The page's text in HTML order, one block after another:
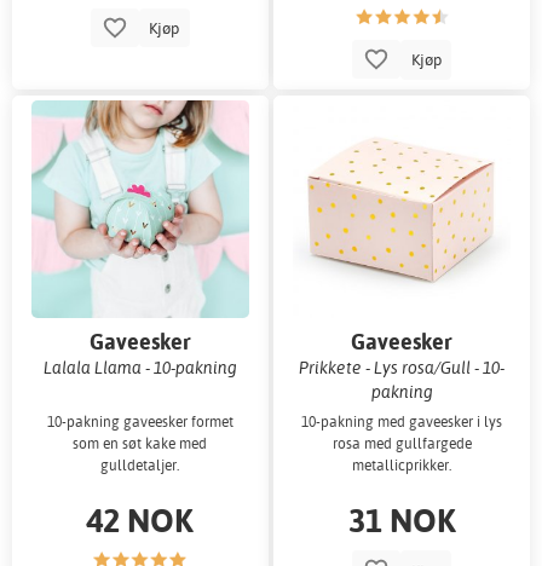
Kjøp
Kjøp
Gaveesker
Lalala Llama - 10-pakning
10-pakning gaveesker formet
som en søt kake med
gulldetaljer.
42 NOK
Gaveesker
Prikkete - Lys rosa/Gull - 10-
pakning
10-pakning med gaveesker i lys
rosa med gullfargede
metallicprikker.
31 NOK